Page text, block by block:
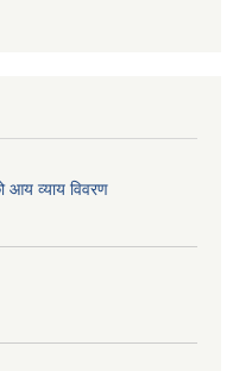
आय व्याय विवरण